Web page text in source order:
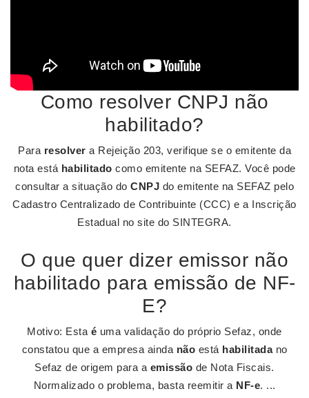
Como resolver CNPJ não
habilitado?
Para resolver a Rejeição 203, verifique se o emitente da
nota está habilitado como emitente na SEFAZ. Você pode
consultar a situação do CNPJ do emitente na SEFAZ pelo
Cadastro Centralizado de Contribuinte (CCC) e a Inscrição
Estadual no site do SINTEGRA.
O que quer dizer emissor não
habilitado para emissão de NF-
E?
Motivo: Esta é uma validação do próprio Sefaz, onde
constatou que a empresa ainda não está habilitadano
Sefaz de origem para a emissão de Nota Fiscais.
Normalizado o problema, basta reemitir a NF-e. ...